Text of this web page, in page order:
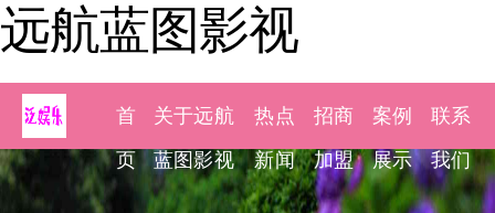
远航蓝图影视
首
页
关于远航
蓝图影视
热点
新闻
招商
加盟
案例
展示
联系
我们